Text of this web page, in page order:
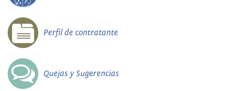
Perfil de contratante
Quejas y Sugerencias